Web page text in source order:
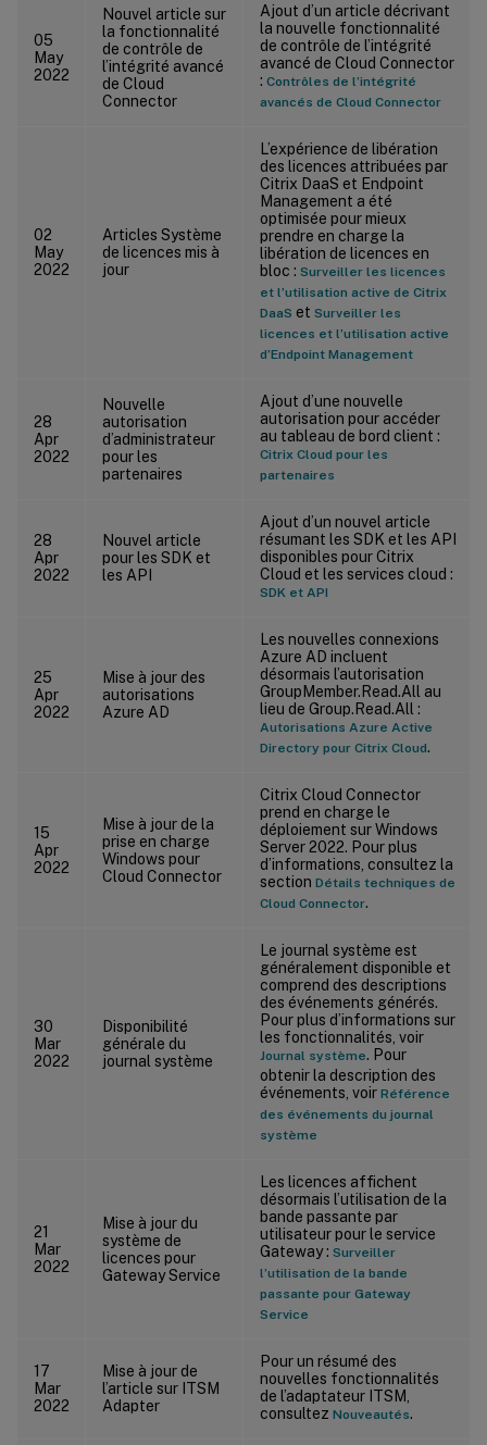
05
May
2022
Nouvel article sur
la fonctionnalité
de contrôle de
l’intégrité avancé
de Cloud
Connector
Ajout d’un article décrivant
la nouvelle fonctionnalité
de contrôle de l’intégrité
avancé de Cloud Connector
: Contrôles de l’intégrité
avancés de Cloud Connector
02
May
2022
Articles Système
de licences mis à
jour
L’expérience de libération
des licences attribuées par
Citrix DaaS et Endpoint
Management a été
optimisée pour mieux
prendre en charge la
libération de licences en
bloc : Surveiller les licences
et l’utilisation active de Citrix
DaaS et Surveiller les
licences et l’utilisation active
d’Endpoint Management
28
Apr
2022
Nouvelle
autorisation
d’administrateur
pour les
partenaires
Ajout d’une nouvelle
autorisation pour accéder
au tableau de bord client :
Citrix Cloud pour les
partenaires
28
Apr
2022
Nouvel article
pour les SDK et
les API
Ajout d’un nouvel article
résumant les SDK et les API
disponibles pour Citrix
Cloud et les services cloud :
SDK et API
25
Apr
2022
Mise à jour des
autorisations
Azure AD
Les nouvelles connexions
Azure AD incluent
désormais l’autorisation
GroupMember.Read.All au
lieu de Group.Read.All :
Autorisations Azure Active
Directory pour Citrix Cloud.
15
Apr
2022
Mise à jour de la
prise en charge
Windows pour
Cloud Connector
Citrix Cloud Connector
prend en charge le
déploiement sur Windows
Server 2022. Pour plus
d’informations, consultez la
section Détails techniques de
Cloud Connector.
30
Mar
2022
Disponibilité
générale du
journal système
Le journal système est
généralement disponible et
comprend des descriptions
des événements générés.
Pour plus d’informations sur
les fonctionnalités, voir
Journal système. Pour
obtenir la description des
événements, voir Référence
des événements du journal
système
21
Mar
2022
Mise à jour du
système de
licences pour
Gateway Service
Les licences affichent
désormais l’utilisation de la
bande passante par
utilisateur pour le service
Gateway : Surveiller
l’utilisation de la bande
passante pour Gateway
Service
17
Mar
2022
Mise à jour de
l’article sur ITSM
Adapter
Pour un résumé des
nouvelles fonctionnalités
de l’adaptateur ITSM,
consultez Nouveautés.